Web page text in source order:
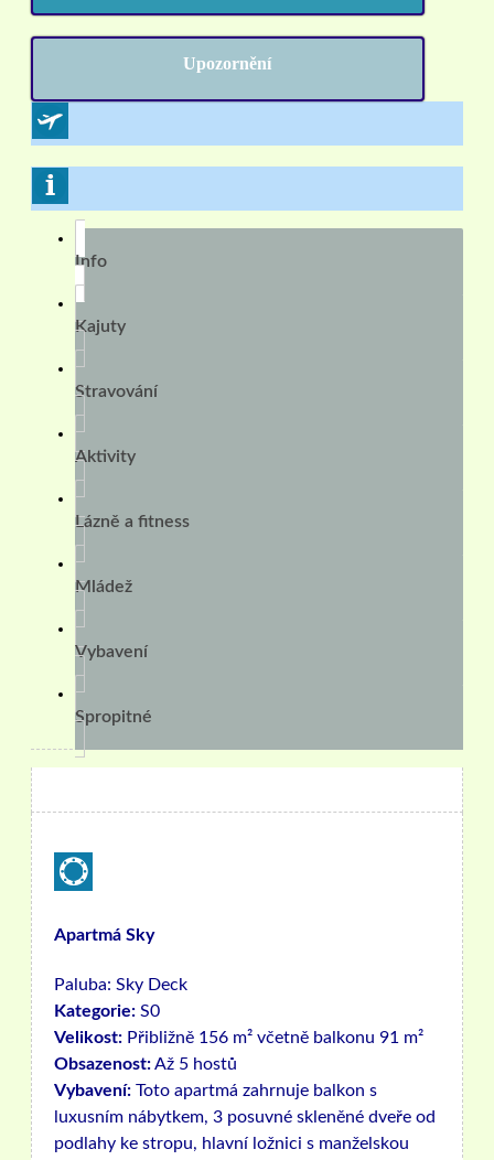
Upozornění
Info
Kajuty
Stravování
Aktivity
Lázně a fitness
Mládež
Vybavení
Spropitné
Apartmá Sky
Paluba: Sky Deck
Kategorie: S0
Velikost: Přibližně 156 m² včetně balkonu 91 m²
Obsazenost:Až 5 hostů
Vybavení: Toto apartmá zahrnuje balkon s
luxusním nábytkem, 3 posuvné skleněné dveře od
podlahy ke stropu, hlavní ložnici s manželskou